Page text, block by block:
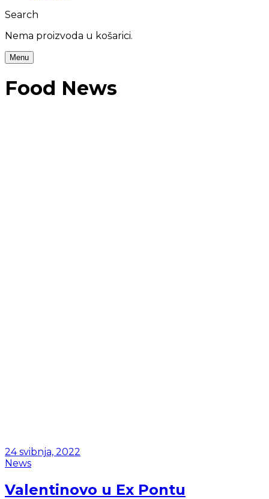
Search
Nema proizvoda u košarici.
Menu
Food News
24 svibnja, 2022
News
Valentinovo u Ex Pontu